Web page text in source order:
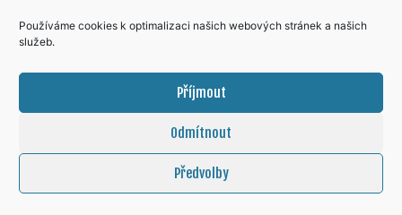
Používáme cookies k optimalizaci našich webových stránek a našich
služeb.
Příjmout
Odmítnout
Předvolby
Objednávka I am dead, leave a message